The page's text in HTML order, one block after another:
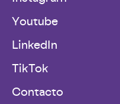
Youtube
LinkedIn
TikTok
Contacto